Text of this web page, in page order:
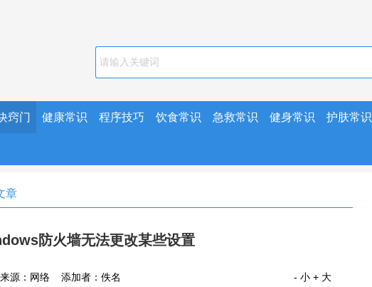
窍门 健康常识 程序技巧 饮食常识 急救常识 健身常识 护肤常识
章
防火墙无法更改某些设置
来源：网络 添加者：佚名 - 小 + 大